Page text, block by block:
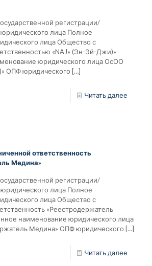
регистрации/
лица Полное
лица Общество с
«NAJ» (Эн-Эй-Джи)»
юридического лица ОсОО
ОПФ юридического […]
Читать далее
ответственность
Медина»
регистрации/
лица Полное
лица Общество с
«Реестродержатель
наименование юридического лица
Медина» ОПФ юридического […]
Читать далее